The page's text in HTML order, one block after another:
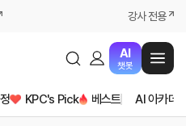
강사 전용
AI
챗봇
KPC's Pick 베스트 AI 아카데